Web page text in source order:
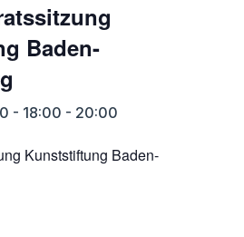
Baden-
- 18:00 - 20:00
Kunststiftung Baden-